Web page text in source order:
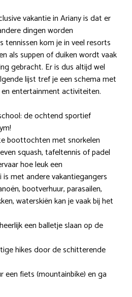
vakantie in Ariany is dat er
dingen worden
tennissen kom je in veel resorts
als suppen of duiken wordt vaak
gebracht. Er is dus altijd wel
lijst tref je een schema met
entertainment activiteiten.
de ochtend sportief
boottochten met snorkelen
squash, tafeltennis of padel
hoe leuk een
met andere vakantiegangers
bootverhuur, parasailen,
waterskiën kan je vaak bij het
een balletje slaan op de
hikes door de schitterende
een fiets (mountainbike) en ga